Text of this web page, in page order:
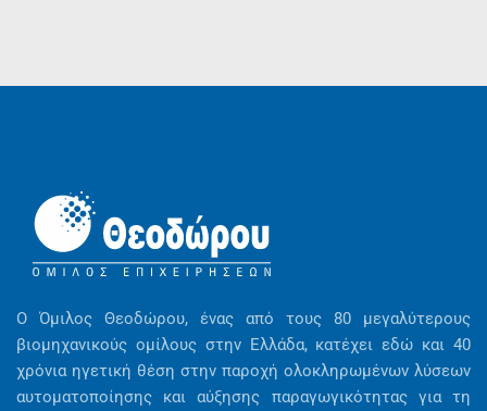
Ο Όμιλος Θεοδώρου, ένας από τους 80 μεγαλύτερους
βιομηχανικούς ομίλους στην Ελλάδα, κατέχει εδώ και 40
χρόνια ηγετική θέση στην παροχή ολοκληρωμένων λύσεων
αυτοματοποίησης και αύξησης παραγωγικότητας για τη